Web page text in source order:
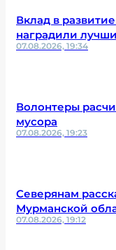
Вклад в
наградили
07.08.2026, 19:34
Волонтеры
мусора
07.08.2026, 19:23
Северянам
Мурманской
07.08.2026, 19:12